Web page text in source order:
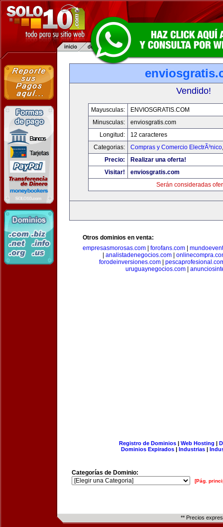
Vendido!
Mayusculas:
ENVIOSGRATIS.COM
Minusculas:
enviosgratis.com
Longitud:
12 caracteres
Categorias:
Compras y Comercio ElectrÃ³nico
Precio:
Realizar una oferta!
Visitar!
enviosgratis.com
Serán consideradas
Otros dominios en venta:
empresasmorosas.com
forofans.com
analistadenegocios.com
forodeinversiones.com
uruguaynegocios.com
Registro de Dominios| Web Hosting |
Dominios Expirados | Industrias |
Categorías de Dominio:
[Pág.
** Precios